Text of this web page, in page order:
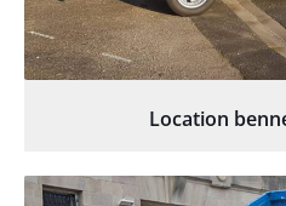
Location